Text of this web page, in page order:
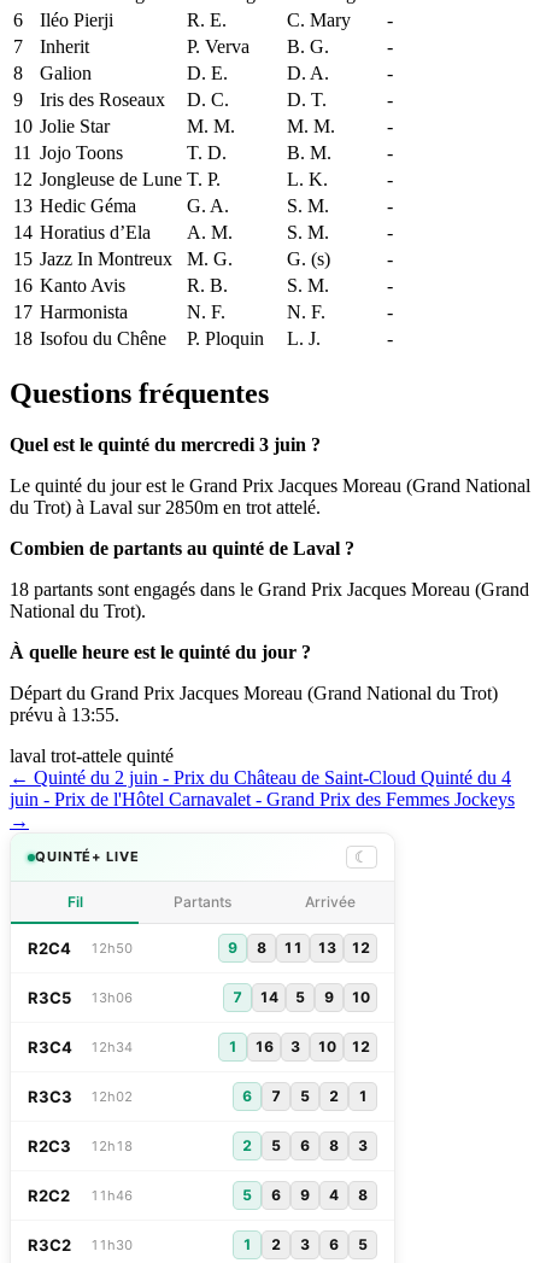
6
Iléo Pierji R. E. C. Mary
-
7
Inherit P. Verva B. G.
-
8
Galion D. E. D. A.
-
9
Iris des Roseaux D. C. D. T.
-
10 Jolie Star M. M. M. M.
-
11 Jojo Toons T. D. B. M.
-
12 Jongleuse de Lune T. P. L. K.
-
13 Hedic Géma G. A. S. M.
-
14 Horatius d’Ela A. M. S. M.
-
15 Jazz In Montreux M. G. G. (s)
-
16 Kanto Avis R. B. S. M.
-
17 Harmonista N. F. N. F.
-
18 Isofou du Chêne P. Ploquin L. J. -
Questions fréquentes
Quel est le quinté du mercredi 3 juin ?
Le quinté du jour est le Grand Prix Jacques Moreau (Grand National
du Trot) à Laval sur 2850m en trot attelé.
Combien de partants au quinté de Laval ?
18 partants sont engagés dans le Grand Prix Jacques Moreau (Grand
National du Trot).
À quelle heure est le quinté du jour ?
Départ du Grand Prix Jacques Moreau (Grand National du Trot)
prévu à 13:55.
laval trot-attele quinté
← Quinté du 2 juin - Prix du Château de Saint-Cloud Quinté du 4
juin - Prix de l'Hôtel Carnavalet - Grand Prix des Femmes Jockeys
→